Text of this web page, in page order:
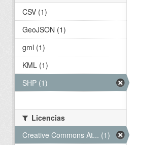
CSV (1)
GeoJSON (1)
gml (1)
KML (1)
SHP (1)
Licencias
Creative Commons At... (1)